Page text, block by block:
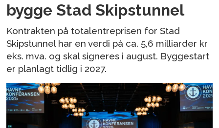
bygge Stad Skipstunnel
Kontrakten på totalentreprisen for Stad
Skipstunnel har en verdi på ca. 5,6 milliarder kr
eks. mva. og skal signeres i august. Byggestart
er planlagt tidlig i 2027.